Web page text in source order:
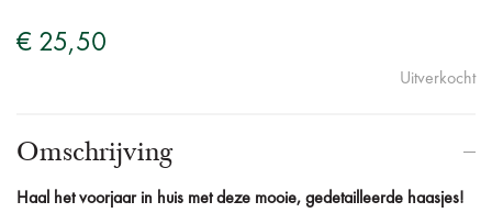
€ 25,50
Uitverkocht
Omschrijving
Haal het voorjaar in huis met deze mooie, gedetailleerde haasjes!